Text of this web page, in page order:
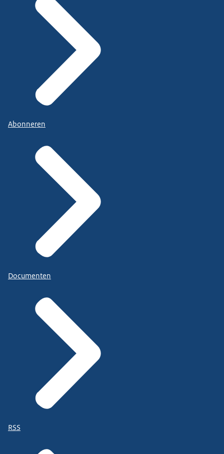
Abonneren
Documenten
RSS